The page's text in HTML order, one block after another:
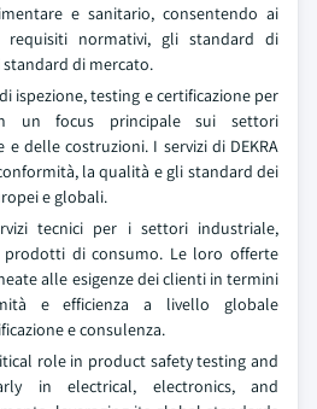
e sanitario, consentendo ai
normativi, gli standard di
di mercato.
ispezione, testing e certificazione per
un focus principale sui settori
delle costruzioni. I servizi di DEKRA
la qualità e gli standard dei
e globali.
tecnici per i settori industriale,
prodotti di consumo. Le loro offerte
alle esigenze dei clienti in termini
e efficienza a livello globale
e consulenza.
role in product safety testing and
in electrical, electronics, and